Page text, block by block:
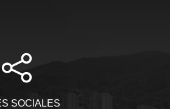
SOCIALES